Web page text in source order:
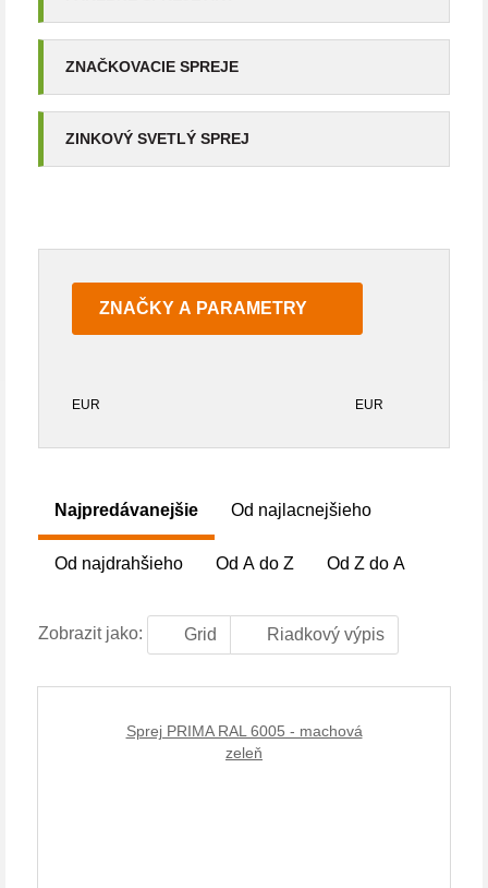
ZNAČKOVACIE SPREJE
ZINKOVÝ SVETLÝ SPREJ
ZNAČKY A PARAMETRY
EUR EUR
Najpredávanejšie Od najlacnejšieho
Od najdrahšieho Od A do Z Od Z do A
Zobrazit jako: Grid Riadkový výpis
Sprej PRIMA RAL 6005 - machová
zeleň